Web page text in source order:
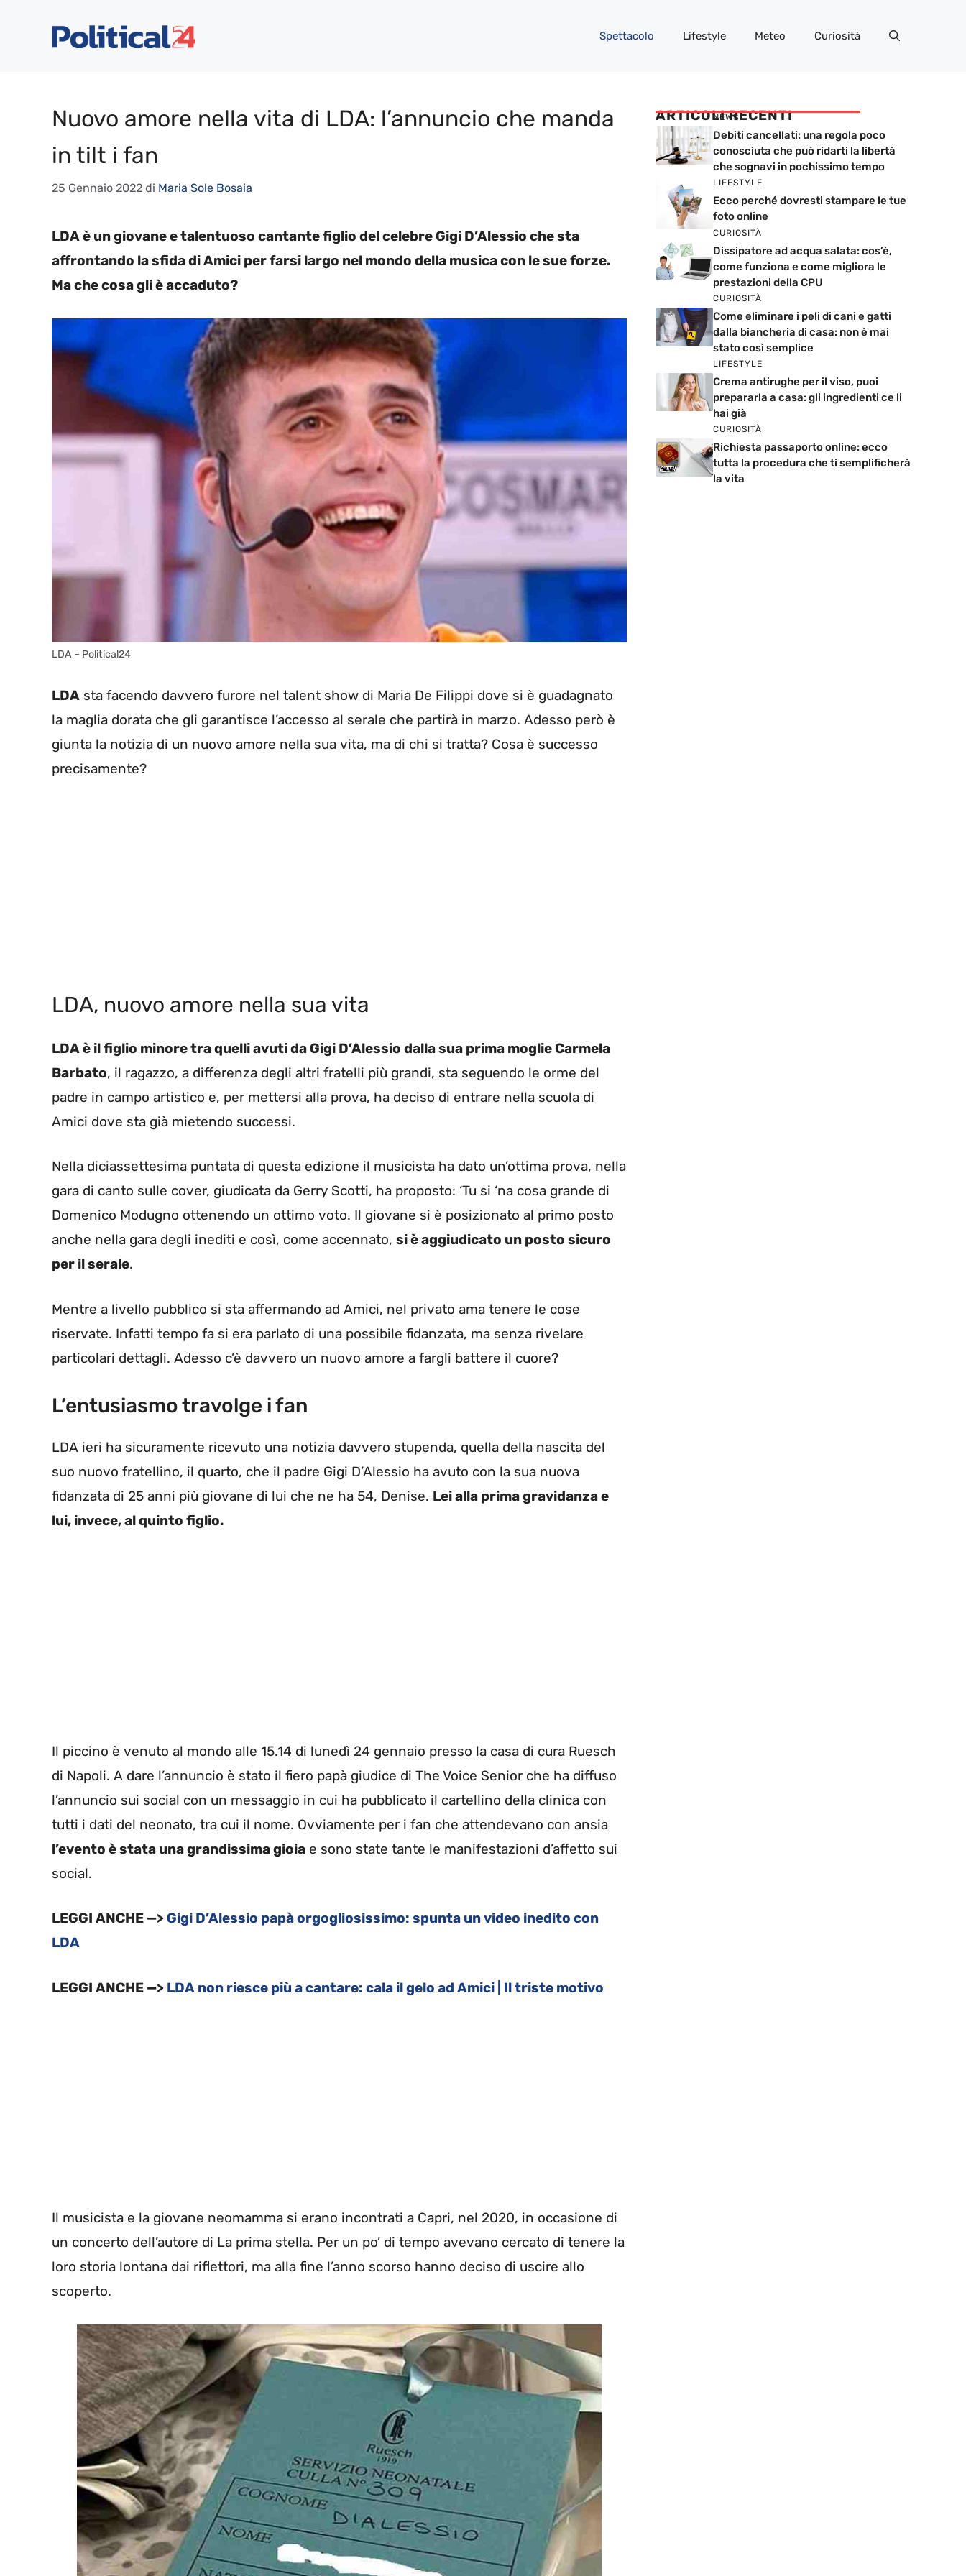
Spettacolo Lifestyle Meteo Curiosità
Nuovo amore nella vita di LDA: l’annuncio che manda
in tilt i fan
25 Gennaio 2022 di Maria Sole Bosaia
LDA è un giovane e talentuoso cantante figlio del celebre Gigi D’Alessio che sta
affrontando la sfida di Amici per farsi largo nel mondo della musica con le sue forze.
Ma che cosa gli è accaduto?
LDA – Political24
LDA sta facendo davvero furore nel talent show di Maria De Filippi dove si è guadagnato
la maglia dorata che gli garantisce l’accesso al serale che partirà in marzo. Adesso però è
giunta la notizia di un nuovo amore nella sua vita, ma di chi si tratta? Cosa è successo
precisamente?
LDA, nuovo amore nella sua vita
LDA è il figlio minore tra quelli avuti da Gigi D’Alessio dalla sua prima moglie Carmela
Barbato, il ragazzo, a differenza degli altri fratelli più grandi, sta seguendo le orme del
padre in campo artistico e, per mettersi alla prova, ha deciso di entrare nella scuola di
Amici dove sta già mietendo successi.
Nella diciassettesima puntata di questa edizione il musicista ha dato un’ottima prova, nella
gara di canto sulle cover, giudicata da Gerry Scotti, ha proposto: ‘Tu si ‘na cosa grande di
Domenico Modugno ottenendo un ottimo voto. Il giovane si è posizionato al primo posto
anche nella gara degli inediti e così, come accennato, si è aggiudicato un posto sicuro
per il serale.
Mentre a livello pubblico si sta affermando ad Amici, nel privato ama tenere le cose
riservate. Infatti tempo fa si era parlato di una possibile fidanzata, ma senza rivelare
particolari dettagli. Adesso c’è davvero un nuovo amore a fargli battere il cuore?
L’entusiasmo travolge i fan
LDA ieri ha sicuramente ricevuto una notizia davvero stupenda, quella della nascita del
suo nuovo fratellino, il quarto, che il padre Gigi D’Alessio ha avuto con la sua nuova
fidanzata di 25 anni più giovane di lui che ne ha 54, Denise. Lei alla prima gravidanza e
lui, invece, al quinto figlio.
Il piccino è venuto al mondo alle 15.14 di lunedì 24 gennaio presso la casa di cura Ruesch
di Napoli. A dare l’annuncio è stato il fiero papà giudice di The Voice Senior che ha diffuso
l’annuncio sui social con un messaggio in cui ha pubblicato il cartellino della clinica con
tutti i dati del neonato, tra cui il nome. Ovviamente per i fan che attendevano con ansia
l’evento è stata una grandissima gioia e sono state tante le manifestazioni d’affetto sui
social.
LEGGI ANCHE —>Gigi D’Alessio papà orgogliosissimo: spunta un video inedito con
LDA
LEGGI ANCHE —> LDA non riesce più a cantare: cala il gelo ad Amici | Il triste motivo
Il musicista e la giovane neomamma si erano incontrati a Capri, nel 2020, in occasione di
un concerto dell’autore di La prima stella. Per un po’ di tempo avevano cercato di tenere la
loro storia lontana dai riflettori, ma alla fine l’anno scorso hanno deciso di uscire allo
scoperto.
ARTICOLI RECENTI
NEWS
Debiti cancellati: una regola poco
conosciuta che può ridarti la libertà
che sognavi in pochissimo tempo
LIFESTYLE
Ecco perché dovresti stampare le tue
foto online
CURIOSITÀ
Dissipatore ad acqua salata: cos’è,
come funziona e come migliora le
prestazioni della CPU
CURIOSITÀ
Come eliminare i peli di cani e gatti
dalla biancheria di casa: non è mai
stato così semplice
LIFESTYLE
Crema antirughe per il viso, puoi
prepararla a casa: gli ingredienti ce li
hai già
CURIOSITÀ
Richiesta passaporto online: ecco
tutta la procedura che ti semplificherà
la vita